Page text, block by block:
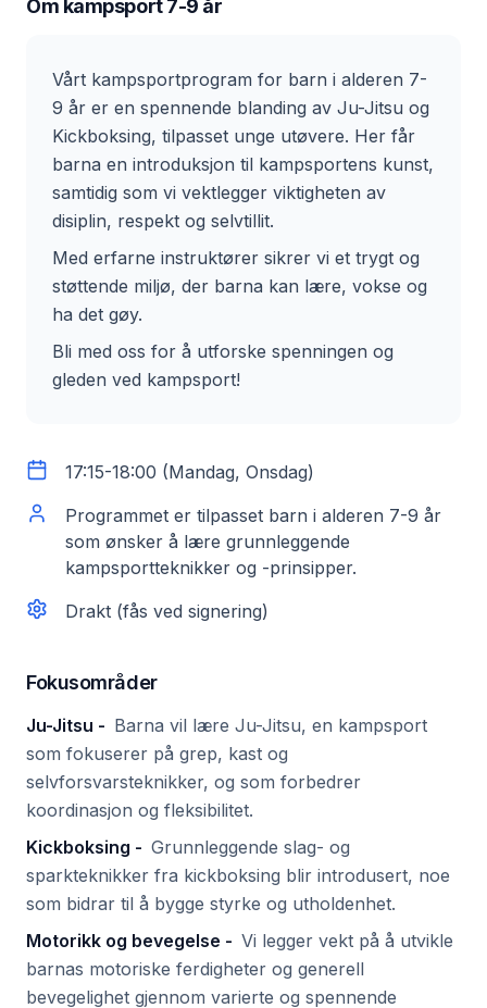
Om kampsport 7-9 år
Vårt kampsportprogram for barn i alderen 7-
9 år er en spennende blanding av Ju-Jitsu og
Kickboksing, tilpasset unge utøvere. Her får
barna en introduksjon til kampsportens kunst,
samtidig som vi vektlegger viktigheten av
disiplin, respekt og selvtillit.
Med erfarne instruktører sikrer vi et trygt og
støttende miljø, der barna kan lære, vokse og
ha det gøy.
Bli med oss for å utforske spenningen og
gleden ved kampsport!
17:15-18:00 (Mandag, Onsdag)
Programmet er tilpasset barn i alderen 7-9 år
som ønsker å lære grunnleggende
kampsportteknikker og -prinsipper.
Drakt (fås ved signering)
Fokusområder
Ju-Jitsu - Barna vil lære Ju-Jitsu, en kampsport
som fokuserer på grep, kast og
selvforsvarsteknikker, og som forbedrer
koordinasjon og fleksibilitet.
Kickboksing - Grunnleggende slag- og
sparkteknikker fra kickboksing blir introdusert, noe
som bidrar til å bygge styrke og utholdenhet.
Motorikk og bevegelse - Vi legger vekt på å utvikle
barnas motoriske ferdigheter og generell
bevegelighet gjennom varierte og spennende